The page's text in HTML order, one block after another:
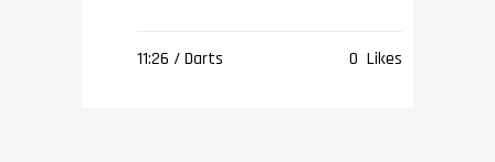
11:26 /Darts 0 Likes